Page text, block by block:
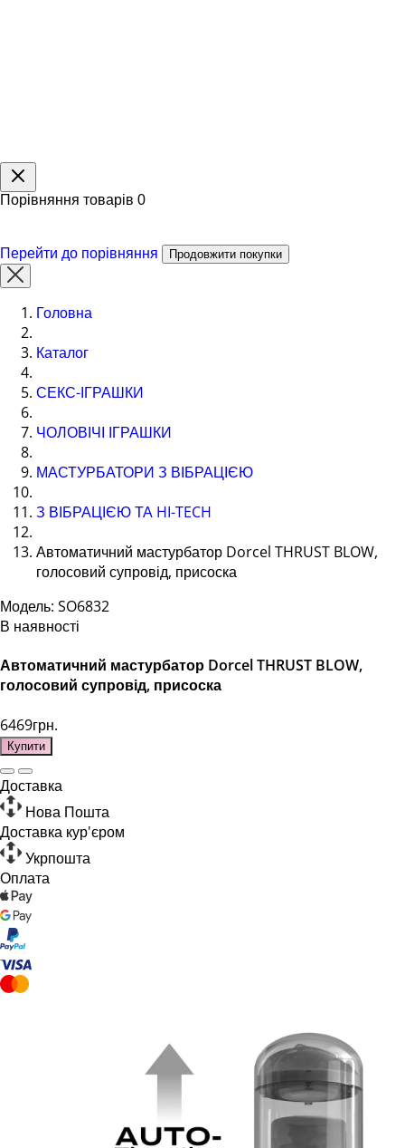
Порівняння товарів 0
Перейти до порівняння Продовжити покупки
Головна
Каталог
СЕКС-ІГРАШКИ
ЧОЛОВІЧІ ІГРАШКИ
МАСТУРБАТОРИ З ВІБРАЦІЄЮ
З ВІБРАЦІЄЮ ТА HI-TECH
Автоматичний мастурбатор Dorcel THRUST BLOW,
голосовий супровід, присоска
Модель: SO6832
В наявності
Автоматичний мастурбатор Dorcel THRUST BLOW,
голосовий супровід, присоска
6469грн.
Купити
Доставка
Нова Пошта
Доставка кур'єром
Укрпошта
Оплата